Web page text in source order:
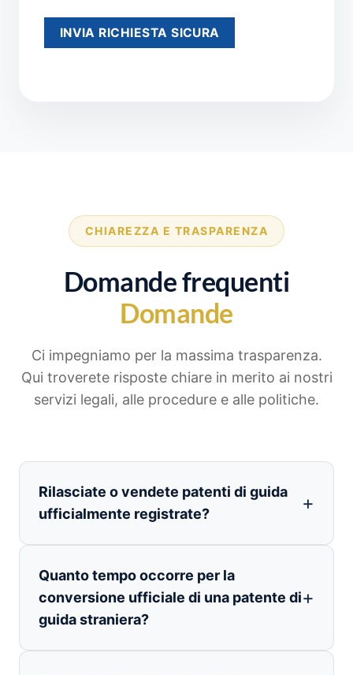
CHIAREZZA E TRASPARENZA
Domande frequenti
Domande
Ci impegniamo per la massima trasparenza.
Qui troverete risposte chiare in merito ai nostri
servizi legali, alle procedure e alle politiche.
Rilasciate o vendete patenti di guida
ufficialmente registrate?
Quanto tempo occorre per la
conversione ufficiale di una patente di
guida straniera?